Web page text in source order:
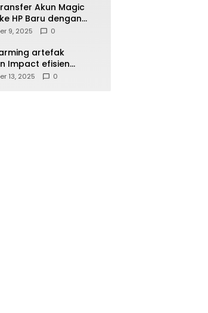
Akun Magic
HP Baru dengan
2025
9, 2025 0
artefak
Impact efisien
13, 2025 0